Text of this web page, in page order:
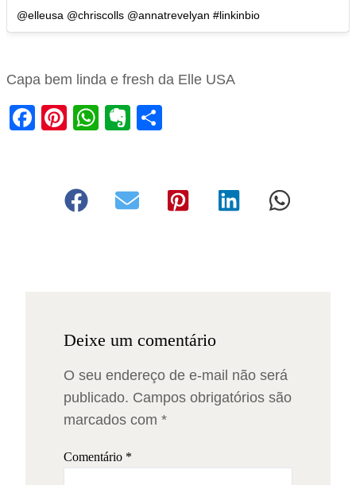
@elleusa @chriscolls @annatrevelyan #linkinbio
Capa bem linda e fresh da Elle USA
Facebook
Pinterest
WhatsApp
Evernote
Deixe um comentário
O seu endereço de e-mail não será
publicado. Campos obrigatórios são
marcados com *
Comentário *